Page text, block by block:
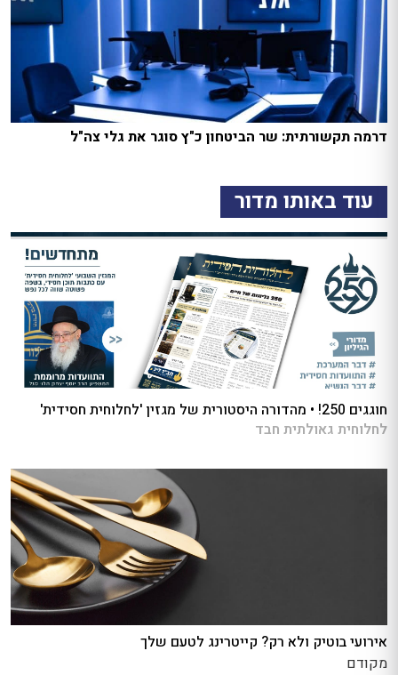
דרמה תקשורתית: שר הביטחון כ"ץ סוגר את גלי צה"ל
עוד באותו מדור
חוגגים 250! • מהדורה היסטורית של מגזין 'לחלוחית חסידית'
לחלוחית גאולתית חבד
אירועי בוטיק ולא רק? קייטרינג לטעם שלך
מקודם